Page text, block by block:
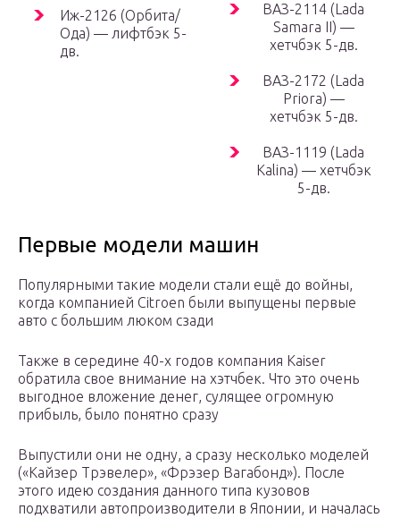
Иж-2126 (Орбита/
Ода) — лифтбэк 5-
дв.
ВАЗ-2114 (Lada
Samara II) —
хетчбэк 5-дв.
ВАЗ-2172 (Lada
Priora) —
хетчбэк 5-дв.
ВАЗ-1119 (Lada
Kalina) — хетчбэк
5-дв.
Первые модели машин
Популярными такие модели стали ещё до войны,
когда компанией Citroen были выпущены первые
авто с большим люком сзади
Также в середине 40-х годов компания Kaiser
обратила свое внимание на хэтчбек. Что это очень
выгодное вложение денег, сулящее огромную
прибыль, было понятно сразу
Выпустили они не одну, а сразу несколько моделей
(«Кайзер Трэвелер», «Фрэзер Вагабонд»). После
этого идею создания данного типа кузовов
подхватили автопроизводители в Японии, и началась